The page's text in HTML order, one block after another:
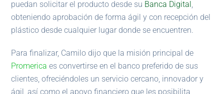
puedan solicitar el producto desde su Banca Digital
obteniendo aprobación de forma ágil y con recepción del
plástico desde cualquier lugar donde se encuentren.
Para finalizar, Camilo dijo que la misión principal de
Promerica es convertirse en el banco preferido de sus
clientes, ofreciéndoles un servicio cercano, innovador y
ágil, así como el apoyo financiero que les posibilita